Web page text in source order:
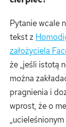
Pytanie wcale
tekst z
założyciela
że „jeśli istotą
można
pragnienia i
wprost, że o